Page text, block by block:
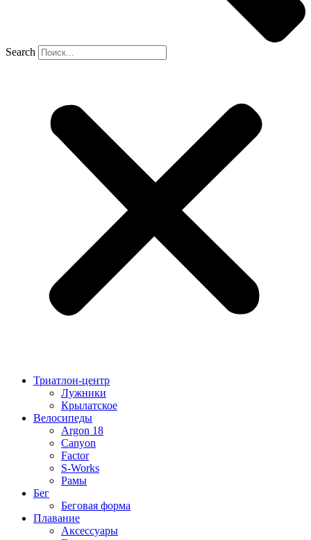
Search
Триатлон-центр
Лужники
Крылатское
Велосипеды
Argon 18
Canyon
Factor
S-Works
Рамы
Бег
Беговая форма
Плавание
Аксессуары